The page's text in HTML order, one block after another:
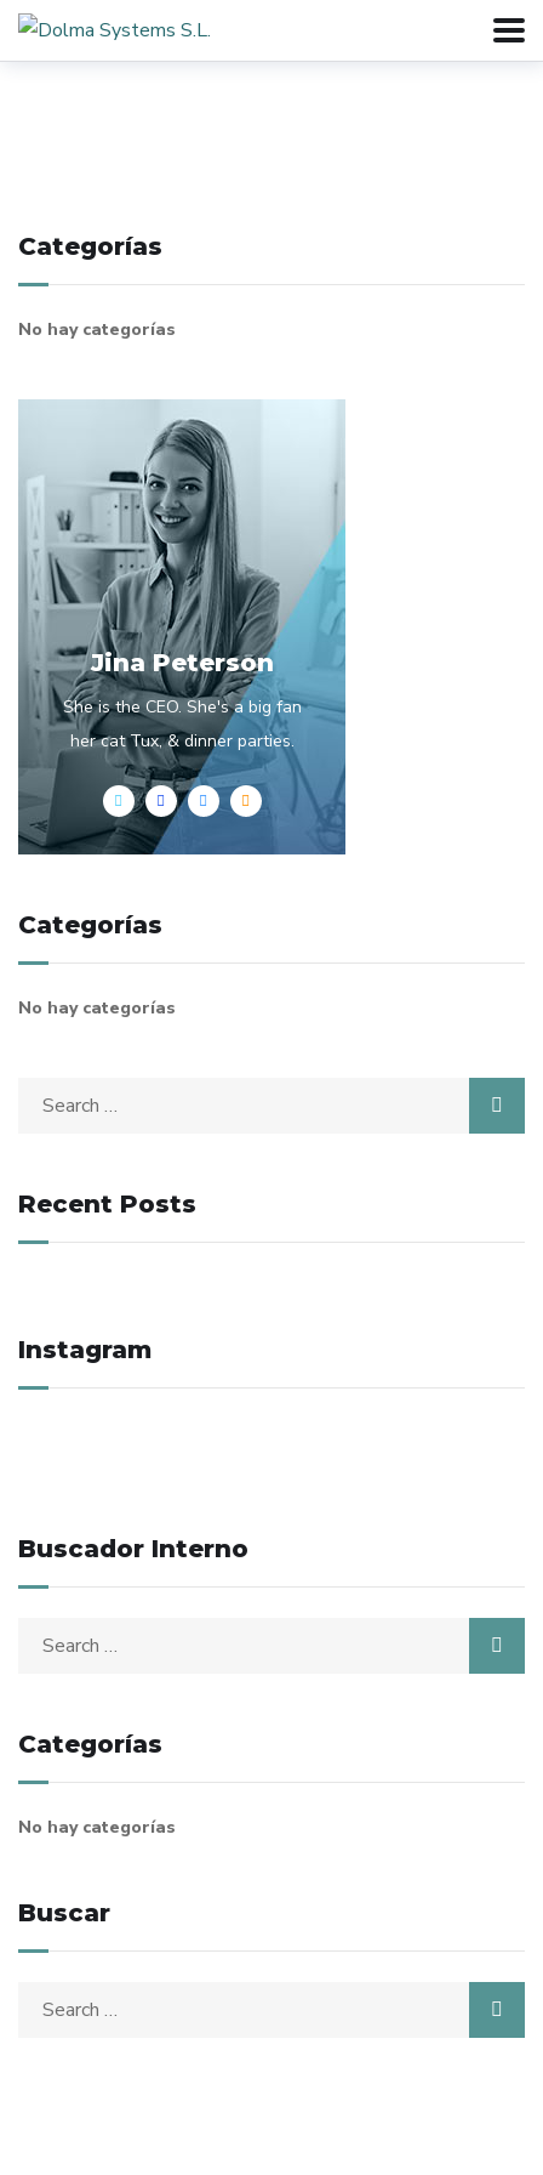
Categorías
No hay categorías
Jina Peterson
She is the CEO. She's a big fan
her cat Tux, & dinner parties.
Categorías
No hay categorías
Search
Recent Posts
Instagram
Buscador Interno
Search
Categorías
No hay categorías
Buscar
Search